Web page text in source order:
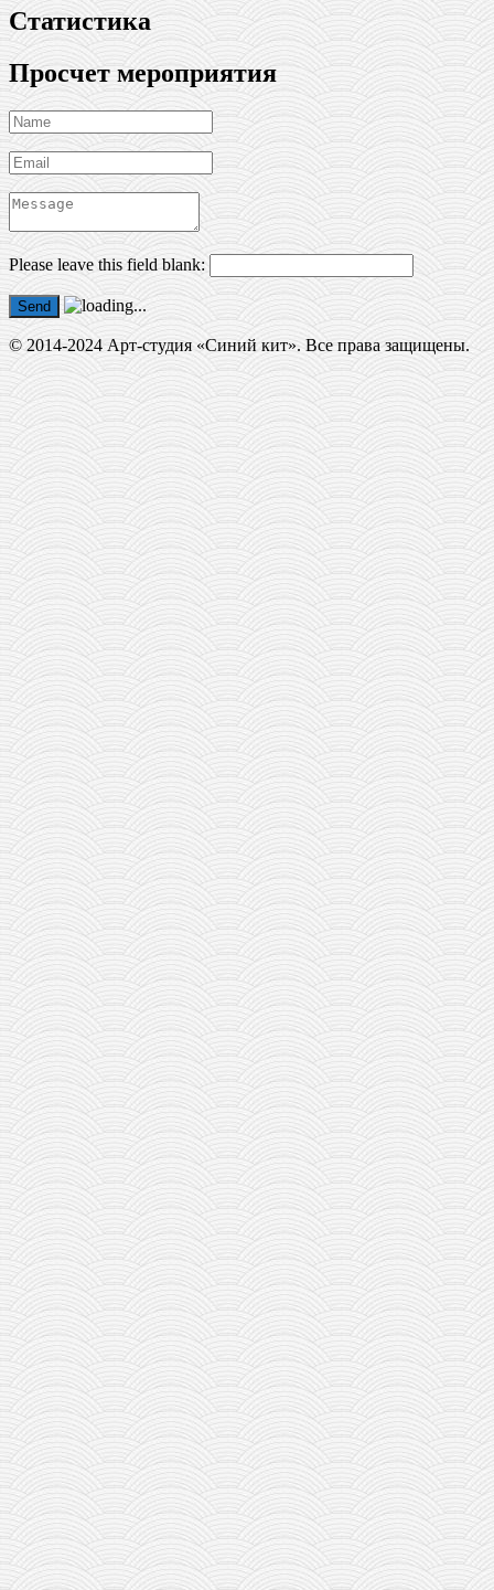
Статистика
Просчет мероприятия
Please leave this field blank:
Send
© 2014-2024 Арт-студия «Синий кит». Все права защищены.